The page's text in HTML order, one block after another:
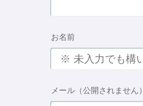
お名前
メール（公開されません）